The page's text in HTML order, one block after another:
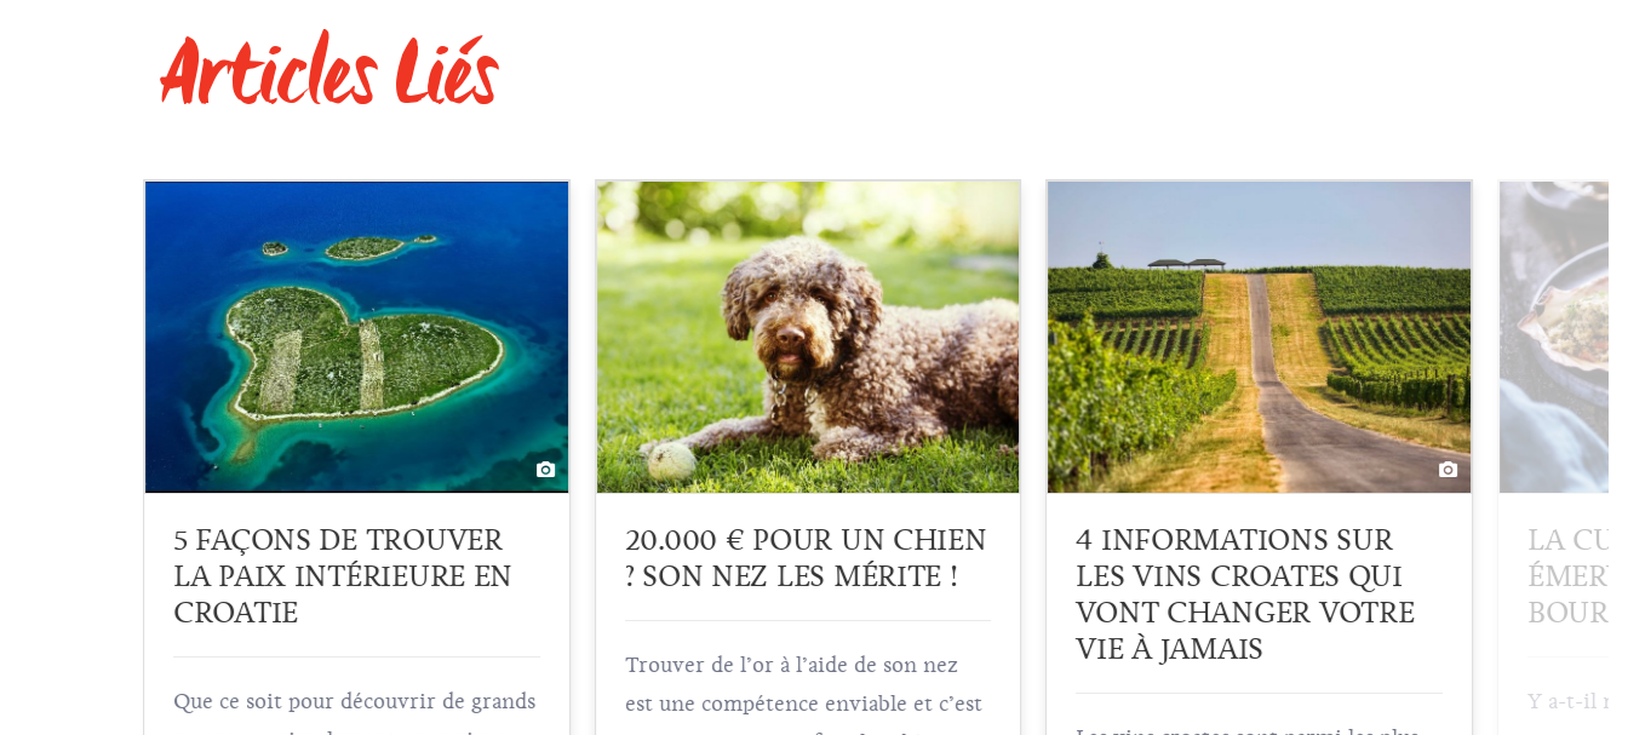
Articles Liés
5 FAÇONS DE TROUVER
LA PAIX INTÉRIEURE EN
CROATIE
Que ce soit pour découvrir de grands
20.000 € POUR UN CHIEN
? SON NEZ LES MÉRITE !
Trouver de l’or à l’aide de son nez
est une compétence enviable et c’est
4 INFORMATIONS SUR
LES VINS CROATES QUI
VONT CHANGER VOTRE
VIE À JAMAIS
LA
Y a-t-il